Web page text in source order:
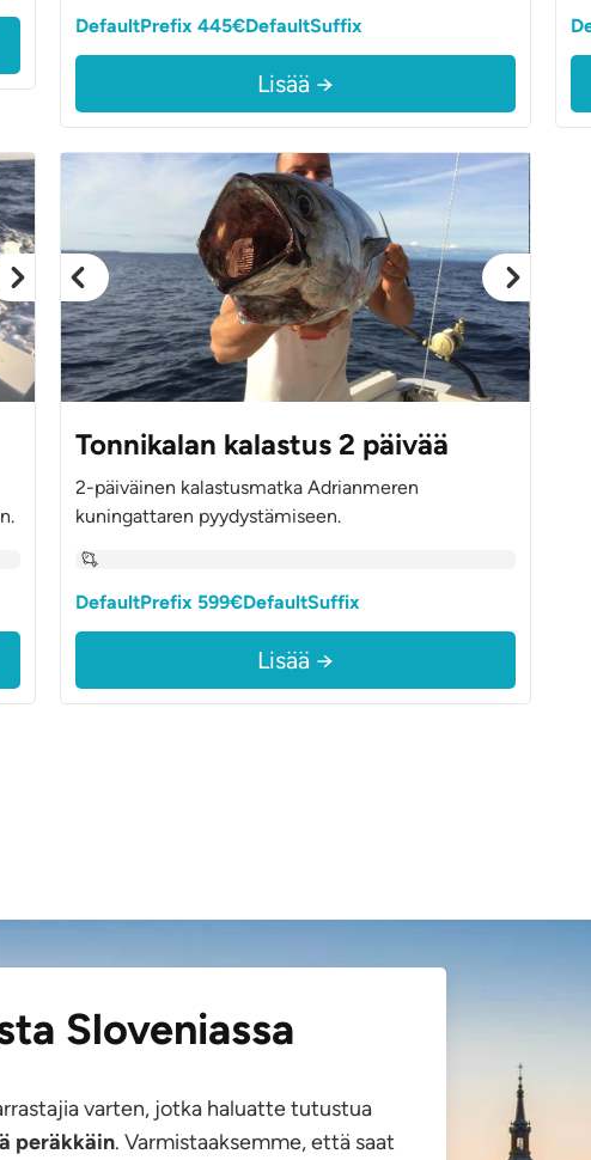
DefaultPrefix 445€DefaultSuffix
Lisää →
Tonnikalan kalastus 2 päivää
2-päiväinen kalastusmatka Adrianmeren
kuningattaren pyydystämiseen.
DefaultPrefix 599€DefaultSuffix
Lisää →
Sloveniassa
varten, jotka haluatte tutustua
peräkkäin. Varmistaaksemme, että saat